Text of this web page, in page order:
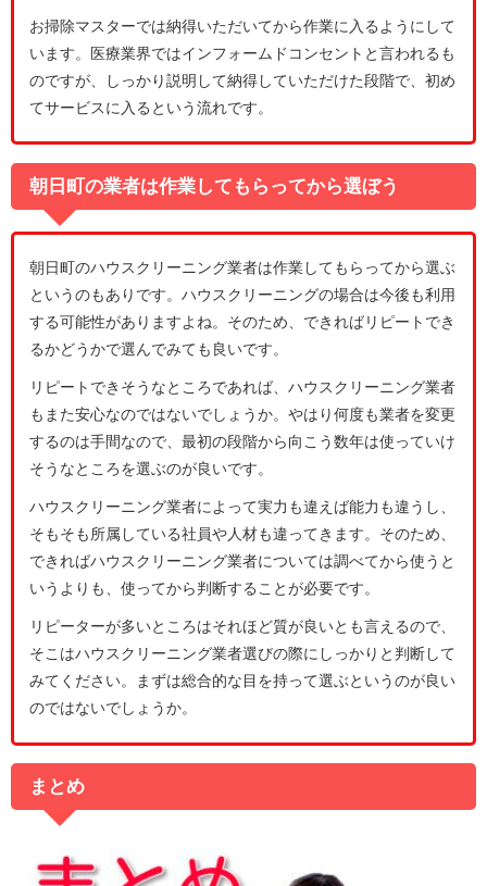
お掃除マスターでは納得いただいてから作業に入るようにして
います。医療業界ではインフォームドコンセントと言われるも
のですが、しっかり説明して納得していただけた段階で、初め
てサービスに入るという流れです。
朝日町の業者は作業してもらってから選ぼう
朝日町のハウスクリーニング業者は作業してもらってから選ぶ
というのもありです。ハウスクリーニングの場合は今後も利用
する可能性がありますよね。そのため、できればリピートでき
るかどうかで選んでみても良いです。
リピートできそうなところであれば、ハウスクリーニング業者
もまた安心なのではないでしょうか。やはり何度も業者を変更
するのは手間なので、最初の段階から向こう数年は使っていけ
そうなところを選ぶのが良いです。
ハウスクリーニング業者によって実力も違えば能力も違うし、
そもそも所属している社員や人材も違ってきます。そのため、
できればハウスクリーニング業者については調べてから使うと
いうよりも、使ってから判断することが必要です。
リピーターが多いところはそれほど質が良いとも言えるので、
そこはハウスクリーニング業者選びの際にしっかりと判断して
みてください。まずは総合的な目を持って選ぶというのが良い
のではないでしょうか。
まとめ